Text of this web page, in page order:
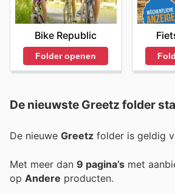
Bike Republic
Folder openen
De nieuwste Greetz folder
De nieuwe Greetz folder is geldig
Met meer dan 9 pagina’s met
op Andere producten.